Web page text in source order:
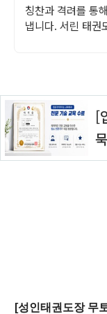
칭찬과 격려를 통
냅니다. 서린 태권
[성인태권도장 무